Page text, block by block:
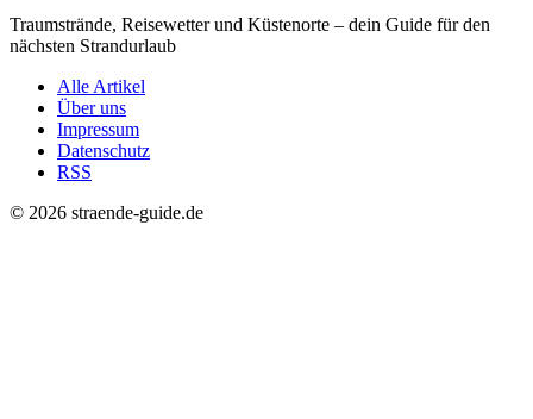
Traumstrände, Reisewetter und Küstenorte – dein Guide für den
nächsten Strandurlaub
Alle Artikel
Über uns
Impressum
Datenschutz
RSS
© 2026 straende-guide.de